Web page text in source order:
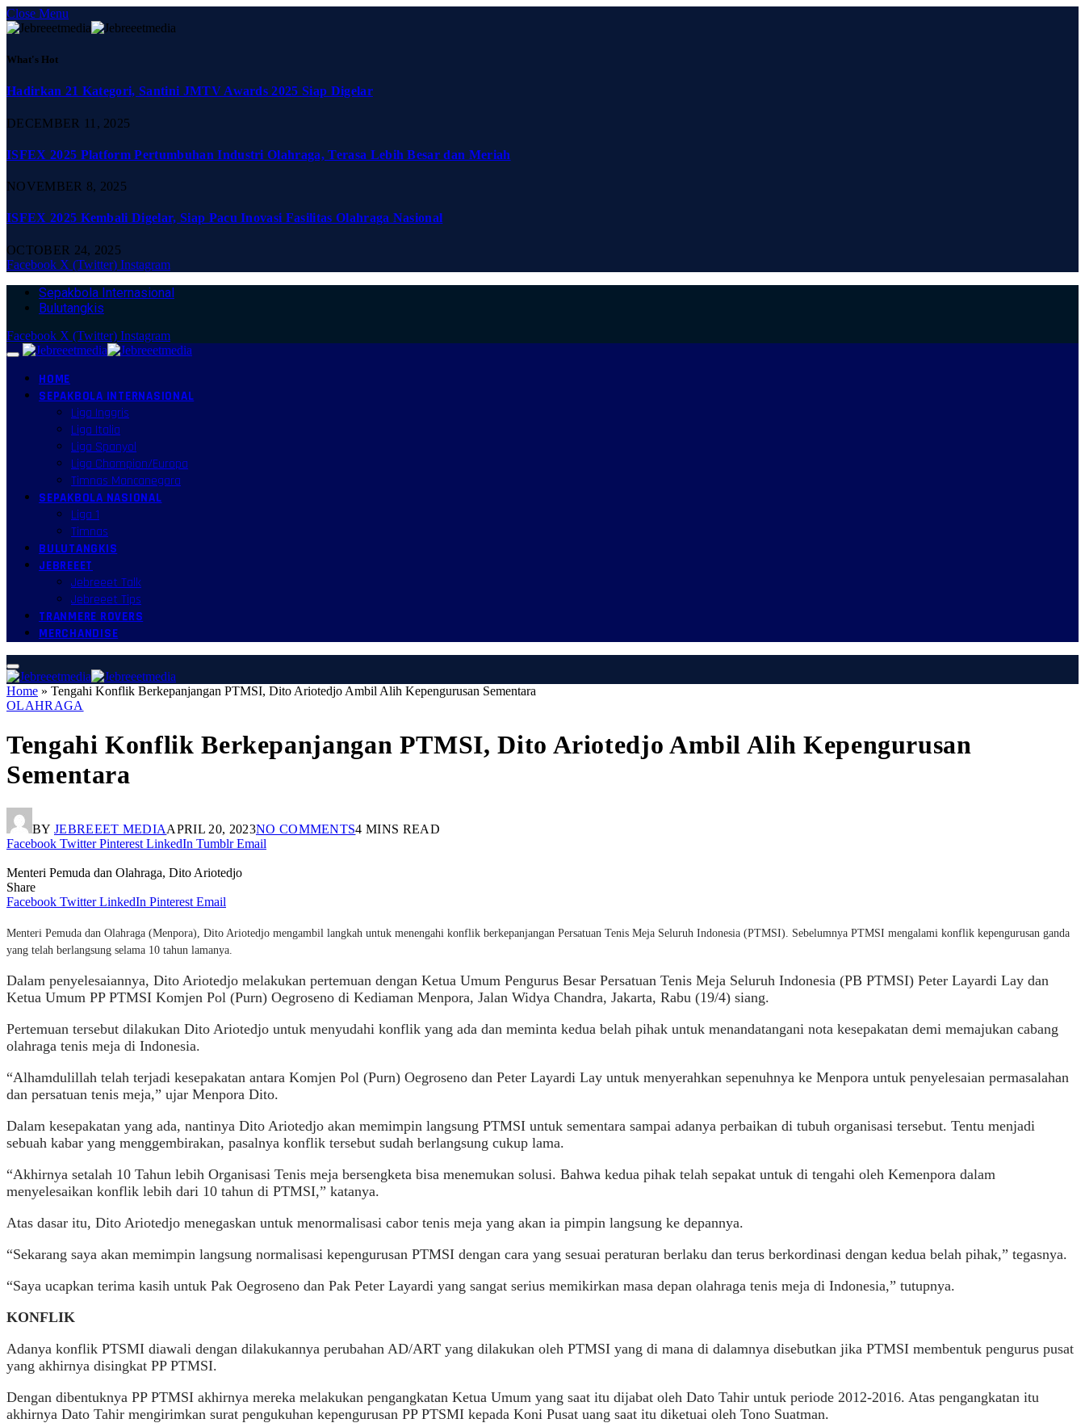
Close Menu
What's Hot
Hadirkan 21 Kategori, Santini JMTV Awards 2025 Siap Digelar
DECEMBER 11, 2025
ISFEX 2025 Platform Pertumbuhan Industri Olahraga, Terasa Lebih Besar dan Meriah
NOVEMBER 8, 2025
ISFEX 2025 Kembali Digelar, Siap Pacu Inovasi Fasilitas Olahraga Nasional
OCTOBER 24, 2025
Facebook X (Twitter) Instagram
Sepakbola Internasional
Bulutangkis
Facebook X (Twitter) Instagram
HOME
SEPAKBOLA INTERNASIONAL
Liga Inggris
Liga Italia
Liga Spanyol
Liga Champion/Europa
Timnas Mancanegara
SEPAKBOLA NASIONAL
Liga 1
Timnas
BULUTANGKIS
JEBREEET
Jebreeet Talk
Jebreeet Tips
TRANMERE ROVERS
MERCHANDISE
Home » Tengahi Konflik Berkepanjangan PTMSI, Dito Ariotedjo Ambil Alih Kepengurusan Sementara
OLAHRAGA
Tengahi Konflik Berkepanjangan PTMSI, Dito Ariotedjo Ambil Alih Kepengurusan
Sementara
BY JEBREEET MEDIAAPRIL 20, 2023NO COMMENTS4 MINS READ
Facebook Twitter Pinterest LinkedIn Tumblr Email
Menteri Pemuda dan Olahraga, Dito Ariotedjo
Share
Facebook Twitter LinkedIn Pinterest Email
Menteri Pemuda dan Olahraga (Menpora), Dito Ariotedjo mengambil langkah untuk menengahi konflik berkepanjangan Persatuan Tenis Meja Seluruh Indonesia (PTMSI). Sebelumnya PTMSI mengalami konflik kepengurusan ganda
yang telah berlangsung selama 10 tahun lamanya.
Dalam penyelesaiannya, Dito Ariotedjo melakukan pertemuan dengan Ketua Umum Pengurus Besar Persatuan Tenis Meja Seluruh Indonesia (PB PTMSI) Peter Layardi Lay dan
Ketua Umum PP PTMSI Komjen Pol (Purn) Oegroseno di Kediaman Menpora, Jalan Widya Chandra, Jakarta, Rabu (19/4) siang.
Pertemuan tersebut dilakukan Dito Ariotedjo untuk menyudahi konflik yang ada dan meminta kedua belah pihak untuk menandatangani nota kesepakatan demi memajukan cabang
olahraga tenis meja di Indonesia.
“Alhamdulillah telah terjadi kesepakatan antara Komjen Pol (Purn) Oegroseno dan Peter Layardi Lay untuk menyerahkan sepenuhnya ke Menpora untuk penyelesaian permasalahan
dan persatuan tenis meja,” ujar Menpora Dito.
Dalam kesepakatan yang ada, nantinya Dito Ariotedjo akan memimpin langsung PTMSI untuk sementara sampai adanya perbaikan di tubuh organisasi tersebut. Tentu menjadi
sebuah kabar yang menggembirakan, pasalnya konflik tersebut sudah berlangsung cukup lama.
“Akhirnya setalah 10 Tahun lebih Organisasi Tenis meja bersengketa bisa menemukan solusi. Bahwa kedua pihak telah sepakat untuk di tengahi oleh Kemenpora dalam
menyelesaikan konflik lebih dari 10 tahun di PTMSI,” katanya.
Atas dasar itu, Dito Ariotedjo menegaskan untuk menormalisasi cabor tenis meja yang akan ia pimpin langsung ke depannya.
“Sekarang saya akan memimpin langsung normalisasi kepengurusan PTMSI dengan cara yang sesuai peraturan berlaku dan terus berkordinasi dengan kedua belah pihak,” tegasnya.
“Saya ucapkan terima kasih untuk Pak Oegroseno dan Pak Peter Layardi yang sangat serius memikirkan masa depan olahraga tenis meja di Indonesia,” tutupnya.
KONFLIK
Adanya konflik PTSMI diawali dengan dilakukannya perubahan AD/ART yang dilakukan oleh PTMSI yang di mana di dalamnya disebutkan jika PTMSI membentuk pengurus pusat
yang akhirnya disingkat PP PTMSI.
Dengan dibentuknya PP PTMSI akhirnya mereka melakukan pengangkatan Ketua Umum yang saat itu dijabat oleh Dato Tahir untuk periode 2012-2016. Atas pengangkatan itu
akhirnya Dato Tahir mengirimkan surat pengukuhan kepengurusan PP PTSMI kepada Koni Pusat uang saat itu diketuai oleh Tono Suatman.